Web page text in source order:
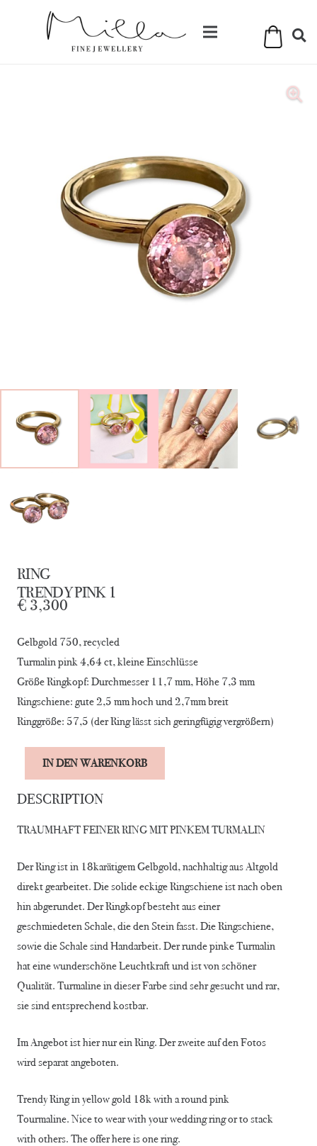
RING
TRENDY PINK 1
€ 3,300
Gelbgold 750, recycled
Turmalin pink 4,64 ct, kleine Einschlüsse
Größe Ringkopf: Durchmesser 11,7 mm, Höhe 7,3 mm
Ringschiene: gute 2,5 mm hoch und 2,7mm breit
Ringgröße: 57,5 (der Ring lässt sich geringfügig vergrößern)
TRENDY
1
IN DEN WARENKORB
DESCRIPTION
TRAUMHAFT FEINER RING MIT PINKEM TURMALIN
Der Ring ist in 18karätigem Gelbgold, nachhaltig aus Altgold
direkt gearbeitet. Die solide eckige Ringschiene ist nach oben
hin abgerundet. Der Ringkopf besteht aus einer
geschmiedeten Schale, die den Stein fasst. Die Ringschiene,
sowie die Schale sind Handarbeit. Der runde pinke Turmalin
hat eine wunderschöne Leuchtkraft und ist von schöner
Qualität. Turmaline in dieser Farbe sind sehr gesucht und rar,
sie sind entsprechend kostbar.
Im Angebot ist hier nur ein Ring. Der zweite auf den Fotos
wird separat angeboten.
Trendy Ring in yellow gold 18k with a round pink
Tourmaline. Nice to wear with your wedding ring or to stack
with others. The offer here is one ring.